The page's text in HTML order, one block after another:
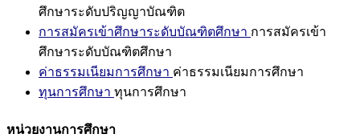
ศึกษาระดับปริญญาบัณฑิต
การสมัครเข้าศึกษาระดับบัณฑิตศึกษา การสมัครเข้า
ศึกษาระดับบัณฑิตศึกษา
ค่าธรรมเนียมการศึกษา ค่าธรรมเนียมการศึกษา
ทุนการศึกษา ทุนการศึกษา
หน่วยงานการศึกษา